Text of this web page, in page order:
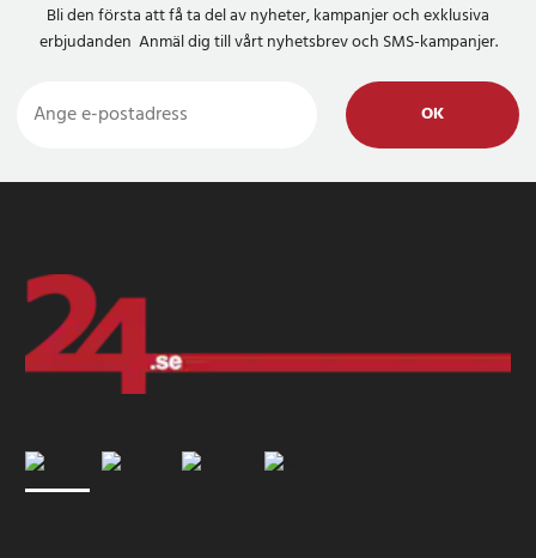
Bli den första att få ta del av nyheter, kampanjer och exklusiva
erbjudanden Anmäl dig till vårt nyhetsbrev och SMS-kampanjer.
OK